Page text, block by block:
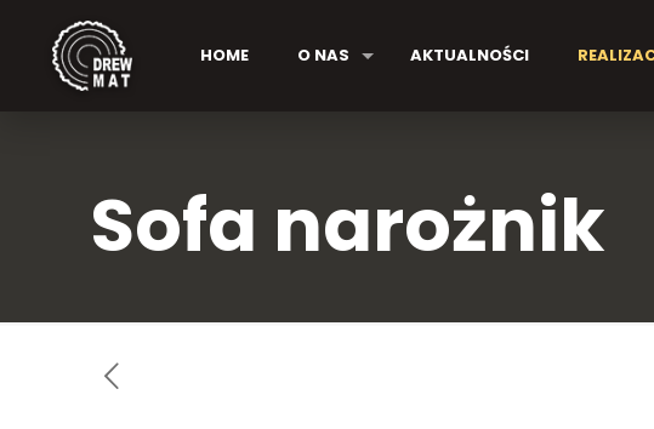
HOME O NAS AKTUALNOŚCI
Sofa narożnik